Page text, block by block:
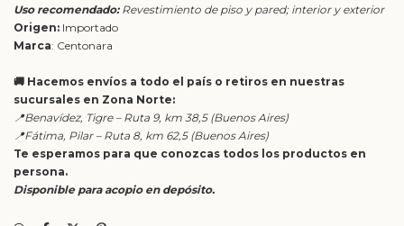
Uso recomendado:Revestimiento de piso y pared; interior y exterior
Origen: Importado
Marca: Centonara
🚚 Hacemos envíos a todo el país o retiros en nuestras
sucursales en Zona Norte:
📍Benavídez, Tigre – Ruta 9, km 38,5 (Buenos Aires)
📍Fátima, Pilar – Ruta 8, km 62,5 (Buenos Aires)
Te esperamos para que conozcas todos los productos en
persona.
Disponible para acopio en depósito.